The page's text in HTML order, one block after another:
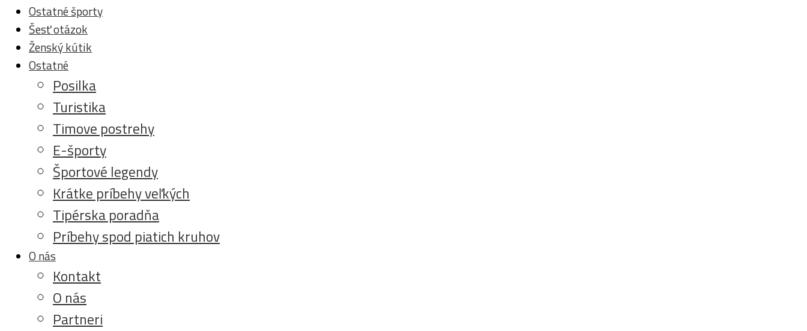
Ostatné športy
Šesť otázok
Ženský kútik
Ostatné
Posilka
Turistika
Timove postrehy
E-športy
Športové legendy
Krátke príbehy veľkých
Tipérska poradňa
Príbehy spod piatich kruhov
O nás
Kontakt
O nás
Partneri